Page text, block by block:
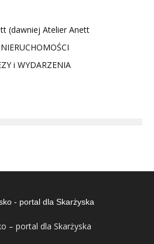
(dawniej Atelier Anett
i WYDARZENIA
– portal dla Skarżyska